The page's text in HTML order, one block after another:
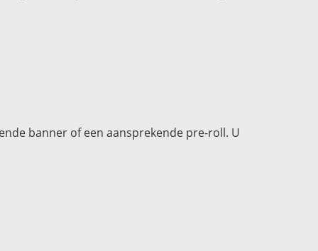
banner of een aansprekende pre-roll. U